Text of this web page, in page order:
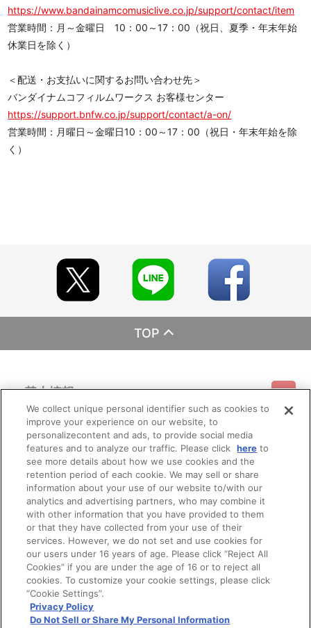
https://www.bandainamcomusiclive.co.jp/support/contact/item
営業時間：月～金曜日 10：00～17：00（祝日、夏季・年末年始
休業日を除く）
＜配送・お支払いに関するお問い合わせ先＞
バンダイナムコフィルムワークス お客様センター
https://support.bnfw.co.jp/support/contact/a-on/
営業時間：月曜日～金曜日10：00～17：00（祝日・年末年始を除
く）
TOP
基本情報
利用規約 特定商取引法に基づく表示 プライバシーポリシー
プライバシーオプション 会社概要
ご利用情報
ご利用ガイド サイトマップ お問い合わせ
Do Not Sell or Share My Personal Information
会員メニュー
ログイン 会員規約 新規会員登録
その他のご案内
公式X バンダイナムコフィルムワークス
We collect unique personal identifier such as cookies to
improve your experience on our website, to
personalizecontent and ads, to provide social media
features and to analyze our traffic. Please click here to
see more details about how we use cookies and the
retention period of each cookie. We may sell or share
information about your use of our website to/with our
analytics and advertising partners, who may combine it
with other information that you have provided to them
or that they have collected from your use of their
services. However, we do not set and use cookies for
our users under 16 years of age. Please click “Reject All
Cookies” if you are under the age of 16 or to reject all
cookies. To customize your cookie settings, please click
“Cookie Settings”.
Privacy Policy
Do Not Sell or Share My Personal Information